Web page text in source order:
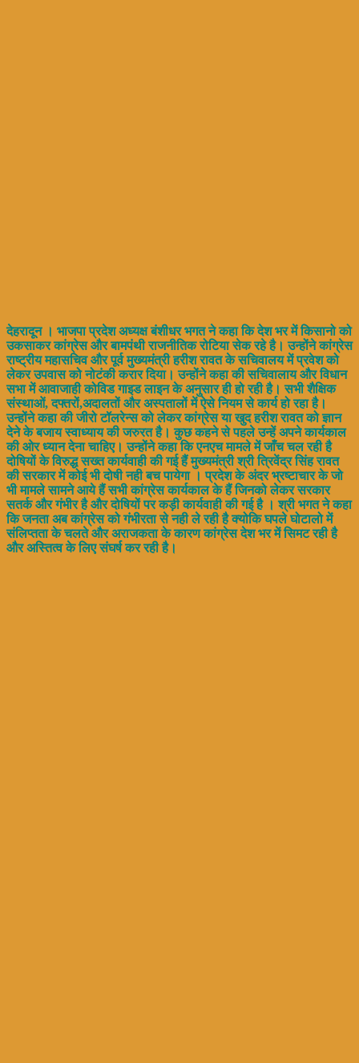
देहरादून । भाजपा प्रदेश अध्यक्ष बंशीधर भगत ने कहा कि देश भर में किसानो को
उकसाकर कांग्रेस और बामपंथी राजनीतिक रोटिया सेक रहे है। उन्होंने कांग्रेस
राष्ट्रीय महासचिव और पूर्व मुख्यमंत्री हरीश रावत के सचिवालय में प्रवेश को
लेकर उपवास को नोटंकी करार दिया। उन्होंने कहा की सचिवालाय और विधान
सभा में आवाजाही कोविड गाइड लाइन के अनुसार ही हो रही है। सभी शैक्षिक
संस्थाओं, दफ्तरों,अदालतों और अस्पतालों में ऐसे नियम से कार्य हो रहा है।
उन्होंने कहा की जीरो टॉलरेन्स को लेकर कांग्रेस या खुद हरीश रावत को ज्ञान
देने के बजाय स्वाध्याय की जरुरत है। कुछ कहने से पहले उन्हें अपने कार्यकाल
की ओर ध्यान देना चाहिए। उन्होंने कहा कि एनएच मामले में जाँच चल रही है
दोषियों के विरुद्ध सख्त कार्यवाही की गई हैं मुख्यमंत्री श्री त्रिवेंद्र सिंह रावत
की सरकार में कोई भी दोषी नही बच पायेगा । प्रदेश के अंदर भ्रष्टाचार के जो
भी मामले सामने आये हैं सभी कांग्रेस कार्यकाल के हैं जिनको लेकर सरकार
सतर्क और गंभीर है और दोषियों पर कड़ी कार्यवाही की गई है । श्री भगत ने कहा
कि जनता अब कांग्रेस को गंभीरता से नही ले रही है क्योकि घपले घोटालो में
संलिप्तता के चलते और अराजकता के कारण कांग्रेस देश भर में सिमट रही है
और अस्तित्व के लिए संघर्ष कर रही है।